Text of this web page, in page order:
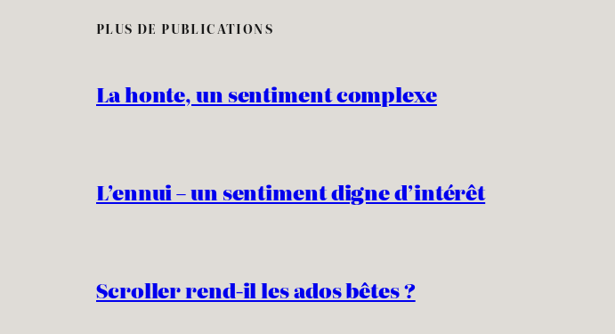
PLUS DE PUBLICATIONS
La honte, un sentiment complexe
L’ennui – un sentiment digne d’intérêt
Scroller rend-il les ados bêtes ?